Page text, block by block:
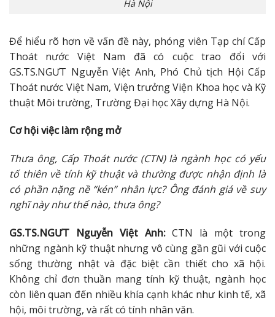
Hà Nội
Để hiểu rõ hơn về vấn đề này, phóng viên Tạp chí Cấp
Thoát nước Việt Nam đã có cuộc trao đổi với
GS.TS.NGƯT Nguyễn Việt Anh, Phó Chủ tịch Hội Cấp
Thoát nước Việt Nam, Viện trưởng Viện Khoa học và Kỹ
thuật Môi trường, Trường Đại học Xây dựng Hà Nội.
Cơ hội việc làm rộng mở
Thưa ông, Cấp Thoát nước (CTN) là ngành học có yếu
tố thiên về tính kỹ thuật và thường được nhận định là
có phần nặng nề “kén” nhân lực? Ông đánh giá về suy
nghĩ này như thế nào, thưa ông?
GS.TS.NGƯT Nguyễn Việt Anh:CTN là một trong
những ngành kỹ thuật nhưng vô cùng gần gũi với cuộc
sống thường nhật và đặc biệt cần thiết cho xã hội.
Không chỉ đơn thuần mang tính kỹ thuật, ngành học
còn liên quan đến nhiều khía cạnh khác như kinh tế, xã
hội, môi trường, và rất có tính nhân văn.